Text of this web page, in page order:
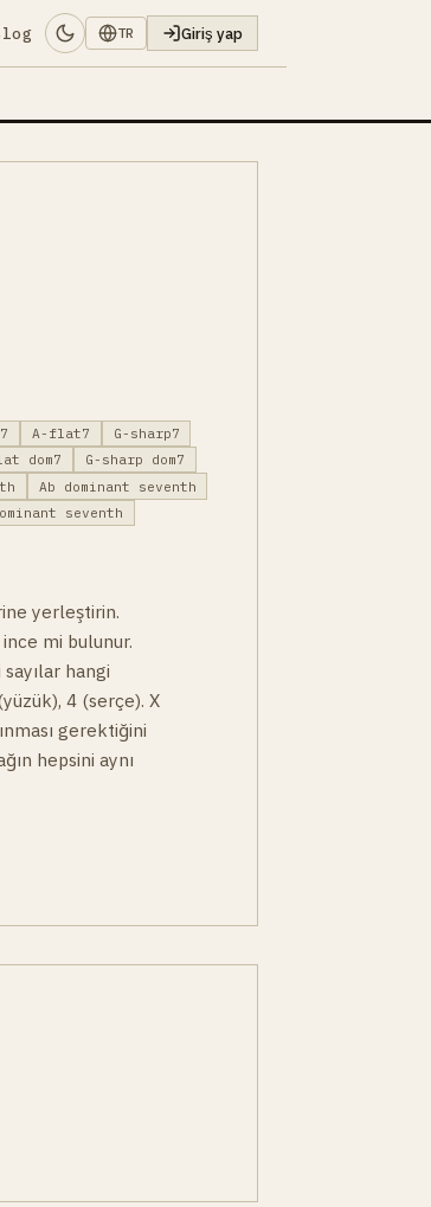
TR Giriş yap
A-flat7
G-sharp7
dom7
G-sharp dom7
Ab dominant seventh
seventh
yerleştirin.
mi bulunur.
hangi
4 (serçe). X
gerektiğini
hepsini aynı